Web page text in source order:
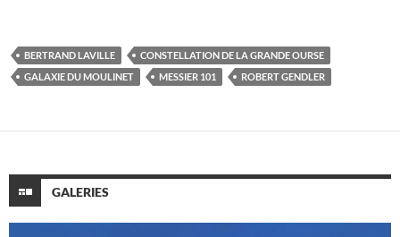
BERTRAND LAVILLE
CONSTELLATION DE LA GRANDE OURSE
GALAXIE DU MOULINET
MESSIER 101 ROBERT GENDLER
GALERIES